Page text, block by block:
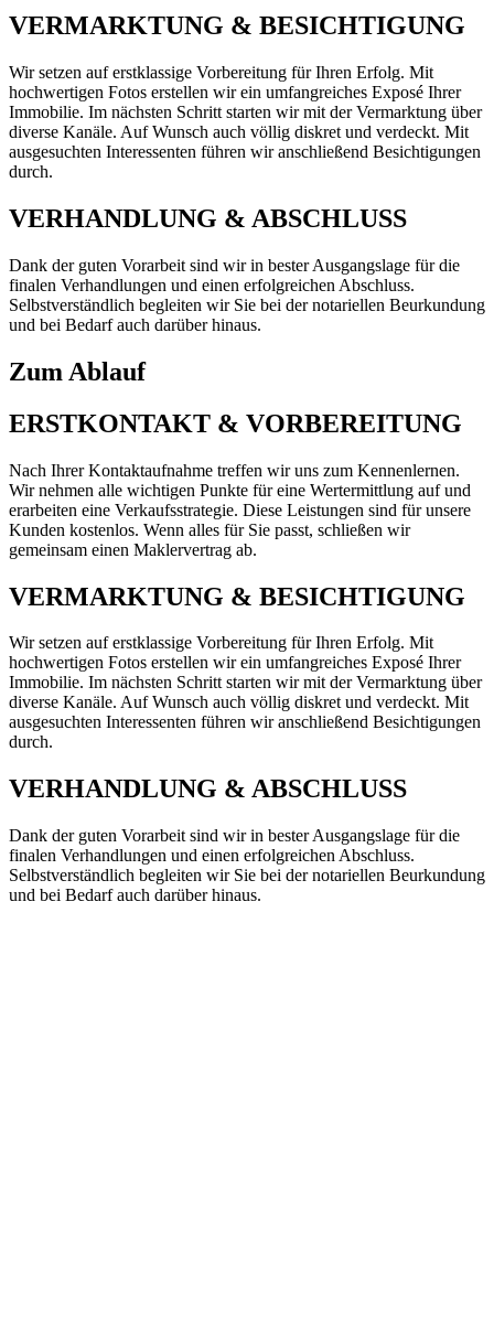
VERMARKTUNG & BESICHTIGUNG
Wir setzen auf erstklassige Vorbereitung für Ihren Erfolg. Mit
hochwertigen Fotos erstellen wir ein umfangreiches Exposé Ihrer
Immobilie. Im nächsten Schritt starten wir mit der Vermarktung über
diverse Kanäle. Auf Wunsch auch völlig diskret und verdeckt. Mit
ausgesuchten Interessenten führen wir anschließend Besichtigungen
durch.
VERHANDLUNG & ABSCHLUSS
Dank der guten Vorarbeit sind wir in bester Ausgangslage für die
finalen Verhandlungen und einen erfolgreichen Abschluss.
Selbstverständlich begleiten wir Sie bei der notariellen Beurkundung
und bei Bedarf auch darüber hinaus.
Zum Ablauf
ERSTKONTAKT & VORBEREITUNG
Nach Ihrer Kontaktaufnahme treffen wir uns zum Kennenlernen.
Wir nehmen alle wichtigen Punkte für eine Wertermittlung auf und
erarbeiten eine Verkaufsstrategie. Diese Leistungen sind für unsere
Kunden kostenlos. Wenn alles für Sie passt, schließen wir
gemeinsam einen Maklervertrag ab.
VERMARKTUNG & BESICHTIGUNG
Wir setzen auf erstklassige Vorbereitung für Ihren Erfolg. Mit
hochwertigen Fotos erstellen wir ein umfangreiches Exposé Ihrer
Immobilie. Im nächsten Schritt starten wir mit der Vermarktung über
diverse Kanäle. Auf Wunsch auch völlig diskret und verdeckt. Mit
ausgesuchten Interessenten führen wir anschließend Besichtigungen
durch.
VERHANDLUNG & ABSCHLUSS
Dank der guten Vorarbeit sind wir in bester Ausgangslage für die
finalen Verhandlungen und einen erfolgreichen Abschluss.
Selbstverständlich begleiten wir Sie bei der notariellen Beurkundung
und bei Bedarf auch darüber hinaus.